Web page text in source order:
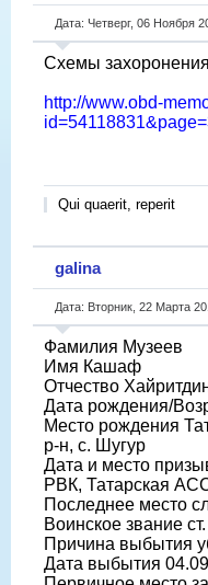
Дата: Четверг, 06 Ноября
Схемы
http://www.obd-
Qui quaerit, reperit
galina
Дата: Вторник, 22 Марта
Фамилия Музеев
Имя Кашаф
Отчество
Дата рождения/
Место рождения
р-н, с. Шугур
Дата и место
РВК, Татарская
Последнее место
Воинское звание
Причина выбытия
Дата выбытия